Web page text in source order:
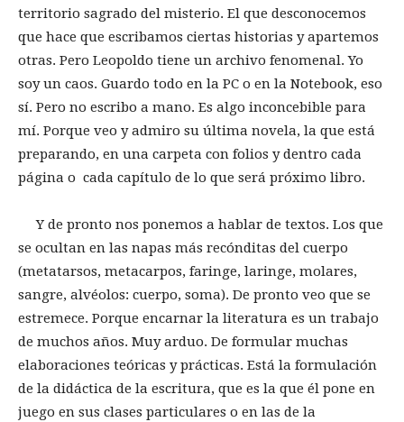
territorio sagrado del misterio. El que desconocemos
que hace que escribamos ciertas historias y apartemos
otras. Pero Leopoldo tiene un archivo fenomenal. Yo
soy un caos. Guardo todo en la PC o en la Notebook, eso
sí. Pero no escribo a mano. Es algo inconcebible para
mí. Porque veo y admiro su última novela, la que está
preparando, en una carpeta con folios y dentro cada
página o cada capítulo de lo que será próximo libro.
Y de pronto nos ponemos a hablar de textos. Los que
se ocultan en las napas más recónditas del cuerpo
(metatarsos, metacarpos, faringe, laringe, molares,
sangre, alvéolos: cuerpo, soma). De pronto veo que se
estremece. Porque encarnar la literatura es un trabajo
de muchos años. Muy arduo. De formular muchas
elaboraciones teóricas y prácticas. Está la formulación
de la didáctica de la escritura, que es la que él pone en
juego en sus clases particulares o en las de la